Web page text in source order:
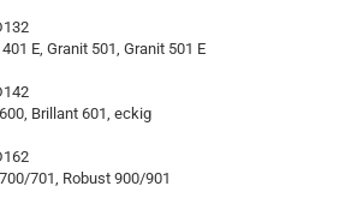
E, Granit 501, Granit 501 E
Brillant 601, eckig
701, Robust 900/901